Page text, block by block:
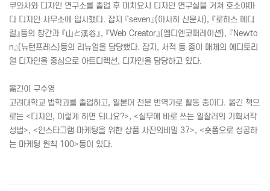
쿠와사와 디자인 연구소를 졸업 후 미치요시 디자인 연구실을 거쳐 호소야마
다 디자인 사무소에 입사했다. 잡지 『seven』(아사히 신문사), 『로하스 메디
컬』등의 창간과 『山と溪谷』, 『Web Creator』(엠디엔코퍼레이션), 『Newto
n』(뉴턴프레스)등의 리뉴얼을 담당했다. 잡지, 서적 등 종이 매체의 에디토리
얼 디자인을 중심으로 아트디렉션, 디자인을 담당하고 있다.
옮긴이 구수영
고려대학교 법학과를 졸업하고, 일본어 전문 번역가로 활동 중이다. 옮긴 책으
로는 <디자인, 이렇게 하면 되나요?>, <실무에 바로 쓰는 일잘러의 기획서작
성법>, <인스타그램 마케팅을 위한 상품 사진의비밀 37>, <숏폼으로 성공하
는 마케팅 원칙 100>등이 있다.